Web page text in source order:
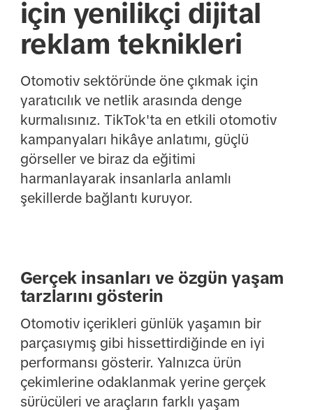
için yenilikçi dijital
reklam teknikleri
Otomotiv sektöründe öne çıkmak için
yaratıcılık ve netlik arasında denge
kurmalısınız. TikTok'ta en etkili otomotiv
kampanyaları hikâye anlatımı, güçlü
görseller ve biraz da eğitimi
harmanlayarak insanlarla anlamlı
şekillerde bağlantı kuruyor.
Gerçek insanları ve özgün yaşam
tarzlarını gösterin
Otomotiv içerikleri günlük yaşamın bir
parçasıymış gibi hissettirdiğinde en iyi
performansı gösterir. Yalnızca ürün
çekimlerine odaklanmak yerine gerçek
sürücüleri ve araçların farklı yaşam